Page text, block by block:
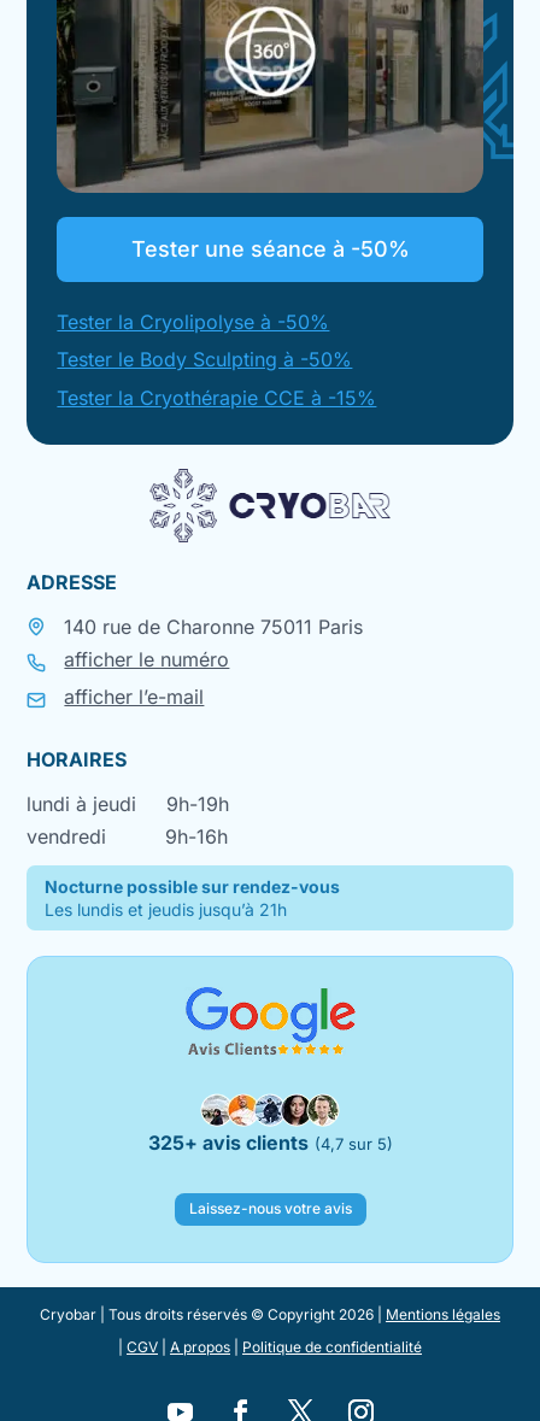
Tester une séance à -50%
Tester la Cryolipolyse à -50%
Tester le Body Sculpting à -50%
Tester la Cryothérapie CCE à -15%
ADRESSE
140 rue de Charonne 75011 Paris
afficher le numéro
afficher l’e-mail
HORAIRES
lundi à jeudi
9h-19h
vendredi
9h-16h
Nocturne possible sur rendez-vous
Les lundis et jeudis jusqu’à 21h
325+ avis clients (4,7 sur 5)
Laissez-nous votre avis
Cryobar | Tous droits réservés © Copyright 2026 | Mentions légales
CGV A propos Politique de confidentialité